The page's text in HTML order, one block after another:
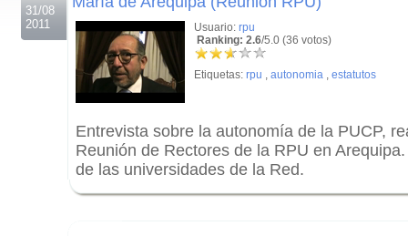
31/08
2011
Usuario: rpu
Ranking: 2.6/5.0 (36 votos)
Etiquetas: rpu , autonomia , estatutos
Entrevista sobre la autonomía de la PUCP,
Reunión de Rectores de la RPU en
de las universidades de la Red.